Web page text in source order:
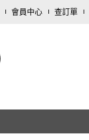
會員中心 查訂單